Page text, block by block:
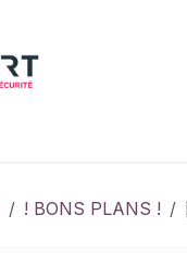
! BONS PLANS !